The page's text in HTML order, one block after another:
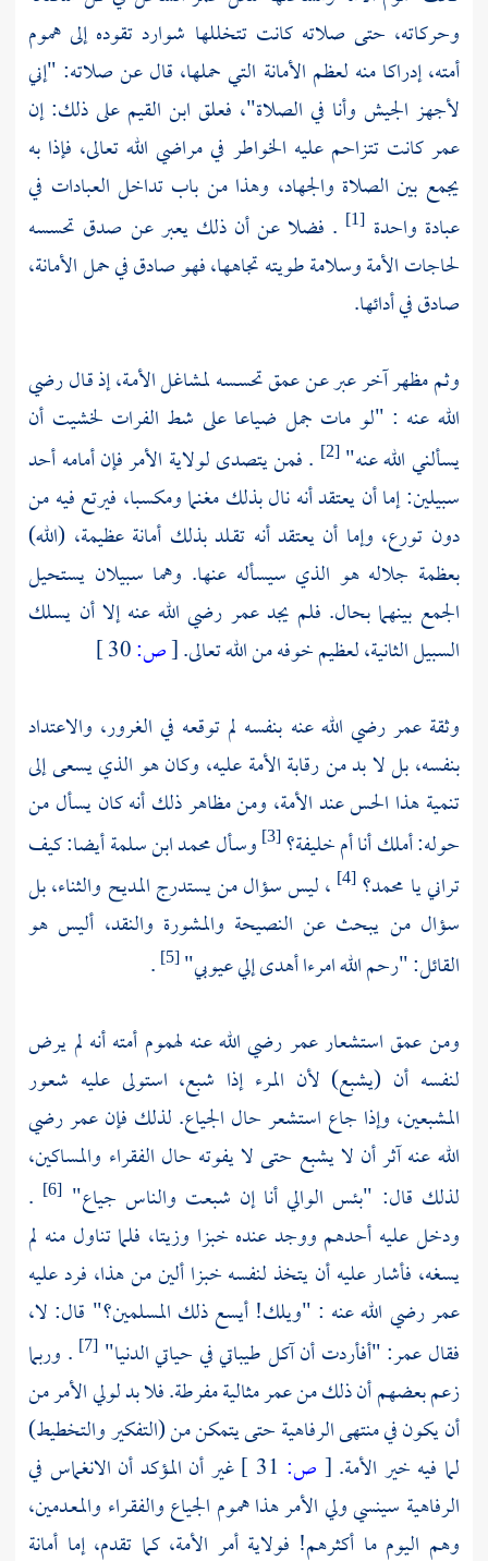
وحركاته، حتى صلاته كانت تتخللها شوارد تقوده إلى هموم
أمته، إدراكا منه لعظم الأمانة التي حملها، قال عن صلاته: "إني
لأجهز الجيش وأنا في الصلاة"، فعلق ابن القيم على ذلك: إن
عمر كانت تتزاحم عليه الخواطر في مراضي الله تعالى، فإذا به
يجمع بين الصلاة والجهاد، وهذا من باب تداخل العبادات في
عبادة واحدة [1]
. فضلا عن أن ذلك يعبر عن صدق تحسسه
لحاجات الأمة وسلامة طويته تجاهها، فهو صادق في حمل الأمانة،
صادق في أدائها.
وثم مظهر آخر عبر عـن عمق تحسـسه لمشاغل الأمـة، إذ قـال رضي
الله عنه : "لو مات جمل ضياعا على شط الفرات لخشيت أن
يسألني الله عنه"[2]
. فمن يتصدى لولاية الأمر فإن أمامه أحد
سبيلين: إما أن يعتقد أنه نال بذلك مغنما ومكسبا، فيرتع فيه من
دون تورع، وإما أن يعتقد أنه تقـلد بذلك أمانة عظيمة، (الله)
بعظمة جلاله هو الذي سيسأله عنها. وهما سبيلان يستحيل
الجمع بينهما بحال. فلم يجد عمر رضي الله عنه إلا أن يسلك
السبيل الثانية، لعظيم خوفه من الله تعالى.[ص:
وثقة عمر رضي الله عنه بنفسه لم توقعه في الغرور، والاعتداد
بنفسه، بل لا بد من رقابة الأمة عليه، وكان هو الذي يسعى إلى
تنمية هذا الحس عند الأمة، ومن مظاهر ذلك أنه كان يسأل من
حوله: أملك أنا أم خليفة؟ [3]
وسـأل محمـد ابن سلمة أيضا: كيف
تراني يا محمد؟ [4]
، ليس سؤال من يستدرج المديح والثناء، بل
سؤال من يبحث عن النصيحة والمشورة والنقد، أليس هو
القائل: "رحم الله امرءا أهدى إلي عيوبي"[5]
.
ومن عمق استشعار عمر رضي الله عنه لهموم أمته أنه لم يرض
لنفسه أن (يشبع) لأن المرء إذا شبع، استولى عليه شعور
المشبعين، وإذا جاع استشعر حال الجياع. لذلك فإن عمر رضي
الله عنه آثر أن لا يشبع حتى لا يفوته حال الفقراء والمساكين،
لذلك قال: "بئس الوالي أنا إن شبعت والناس جياع" [6]
.
ودخل عليه أحدهم ووجد عنده خبزا وزيتا، فلما تناول منه لم
يسغه، فأشار عليه أن يتخذ لنفسه خبزا ألين من هذا، فرد عليه
عمر رضي الله عنه : "ويلك! أيسع ذلك المسلمين؟" قال: لا،
فقال عمر: "أفأردت أن آكل طيباتي في حياتي الدنيا" [7]
. وربما
زعم بعضهم أن ذلك من عمر مثالية مفرطة. فلا بد لولي الأمر من
أن يكون في منتهى الرفاهية حتى يتمكن من (التفكير والتخطيط)
لما فيه خير الأمة. [ ص:
غير أن المؤكد أن الانغماس في
الرفاهية سينسي ولي الأمر هذا هموم الجياع والفقـراء والمعـدمين،
وهم اليوم ما أكثرهم! فولاية أمر الأمة، كما تقدم، إما أمانة